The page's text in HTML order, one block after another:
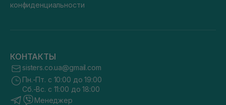
конфиденциальности
КОНТАКТЫ
sisters.co.ua@gmail.com
Пн.-Пт. с 10:00 до 19:00
Сб.-Вс. с 11:00 до 18:00
Менеджер